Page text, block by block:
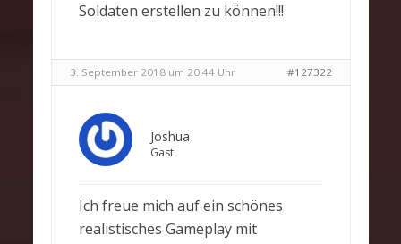
Soldaten erstellen zu können!!!
3. September 2018 um 20:44 Uhr #127322
Joshua
Gast
Ich freue mich auf ein schönes
realistisches Gameplay mit